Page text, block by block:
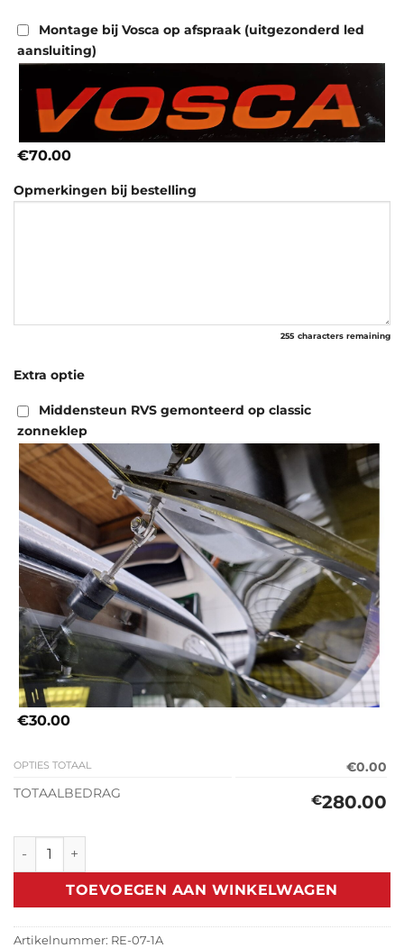
Montage bij Vosca op afspraak (uitgezonderd led
aansluiting)
€70.00
Opmerkingen bij bestelling
255 characters remaining
Extra optie
Middensteun RVS gemonteerd op classic
zonneklep
€30.00
OPTIES TOTAAL
€0.00
TOTAALBEDRAG
€280.00
Classic Zonneklep Renault Frégate (1951-1960) aantal
TOEVOEGEN AAN WINKELWAGEN
Artikelnummer: RE-07-1A